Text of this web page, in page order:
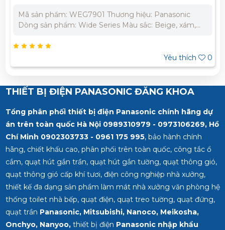
Mã sản phẩm: WEG7901 Thương hiệu: Panasonic
Dòng sản phẩm: Wide Series Màu sắc: Beige, xám,
chống bụi: IP55 Bảo Hành Chính Hãng 12 Tháng Liên
hệ chúng tôi để nhận báo giá tốt nhất cho dự án.
Miền Bắc : 0989 310 979 – 0973 106 269 Miền
Yêu thích 0
THIẾT BỊ ĐIỆN PANASONIC ĐĂNG KHOA
Tổng phân phối thiết bị điện Panasonic chính hãng dự
án trên toàn quốc Hà Nội 0989310979 - 0973106269, Hồ
Chí Minh 0902303733 - 0961 175 995, bảo hành chính
hãng, chiết khấu cao, phân phối trên toàn quốc, công tắc ổ
cắm, quạt hút gắn trần, quạt hút gắn tường, quạt thông gió,
quạt thông gió cấp khí tươi, điện công nghiệp nhà xưởng,
thiết kế đa dạng sản phẩm làm mát nhà xưởng văn phòng hệ
thống toilet nhà bếp, quạt điện, quạt treo tường, quạt đứng,
quạt trần Panasonic, Mitsubishi, Nanoco, Meikosha,
Onchyo, Nanyoo,thiết bị điện Panasonic nhập khẩu